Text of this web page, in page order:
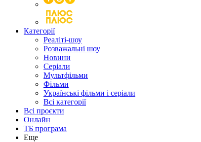
Категорії
Реаліті-шоу
Розважальні шоу
Новини
Серіали
Мультфільми
Фільми
Українські фільми і серіали
Всі категорії
Всі проєкти
Онлайн
ТБ програма
Еще